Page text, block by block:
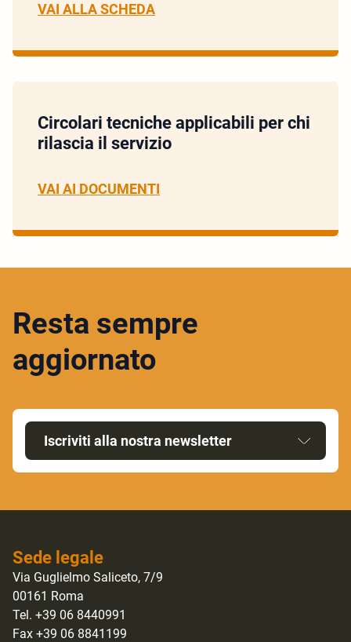
VAI ALLA SCHEDA
Circolari tecniche applicabili per chi
rilascia il servizio
VAI AI DOCUMENTI
Resta sempre
aggiornato
Iscriviti alla nostra newsletter
Sede legale
Via Guglielmo Saliceto, 7/9
00161 Roma
Tel. +39 06 8440991
Fax +39 06 8841199